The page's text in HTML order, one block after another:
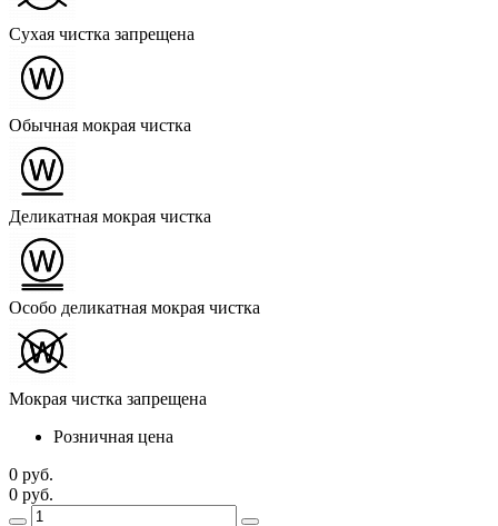
Сухая чистка запрещена
Обычная мокрая чистка
Деликатная мокрая чистка
Особо деликатная мокрая чистка
Мокрая чистка запрещена
Розничная цена
0 руб.
0 руб.